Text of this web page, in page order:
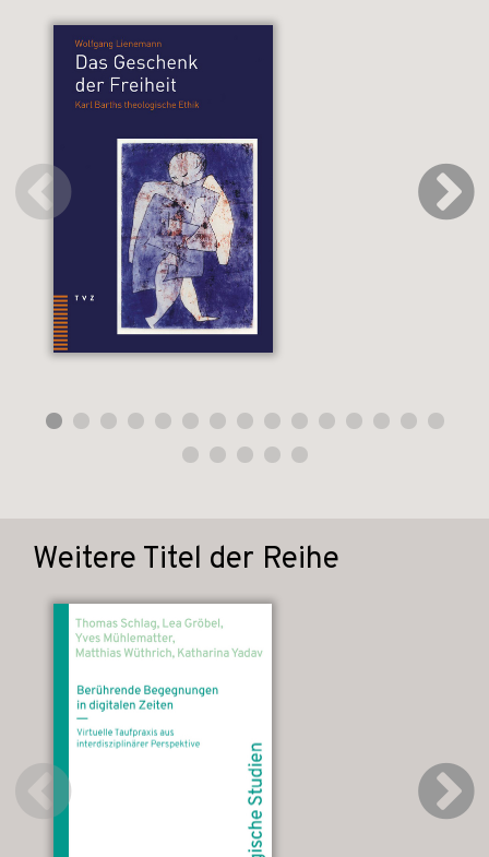
Weitere Titel der Reihe